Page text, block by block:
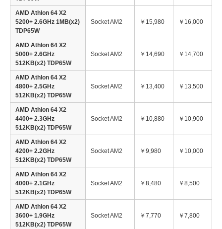
AMD Athlon 64 X2
5200+ 2.6GHz 1MB(x2)
TDP65W
Socket AM2 ￥15,980 ￥16,000
AMD Athlon 64 X2
5000+ 2.6GHz
512KB(x2) TDP65W
Socket AM2 ￥14,690 ￥14,700
AMD Athlon 64 X2
4800+ 2.5GHz
512KB(x2) TDP65W
Socket AM2 ￥13,400 ￥13,500
AMD Athlon 64 X2
4400+ 2.3GHz
512KB(x2) TDP65W
Socket AM2 ￥10,880 ￥10,900
AMD Athlon 64 X2
4200+ 2.2GHz
512KB(x2) TDP65W
Socket AM2 ￥9,980 ￥10,000
AMD Athlon 64 X2
4000+ 2.1GHz
512KB(x2) TDP65W
Socket AM2 ￥8,480 ￥8,500
AMD Athlon 64 X2
3600+ 1.9GHz
512KB(x2) TDP65W
Socket AM2 ￥7,770 ￥7,800